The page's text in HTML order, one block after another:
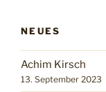
NEUES
Achim Kirsch
13. September 2023